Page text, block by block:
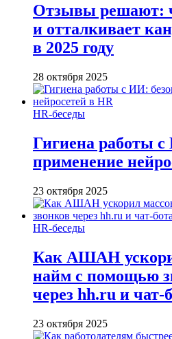
Отзывы решают:
и отталкивает
в 2025 году
28 октября 2025
HR-беседы
Гигиена работы с
применение
23 октября 2025
HR-беседы
Как АШАН
найм с помощью
через hh.ru и чат-
23 октября 2025